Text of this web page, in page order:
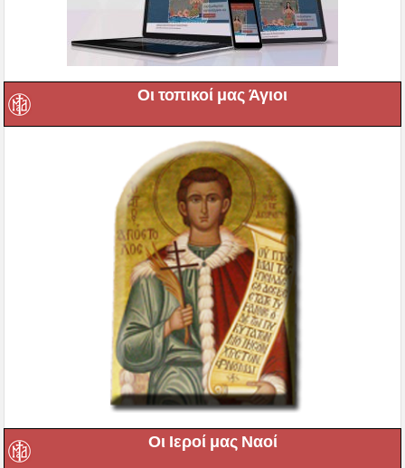
Οι τοπικοί μας Άγιοι
Οι Ιεροί μας Ναοί